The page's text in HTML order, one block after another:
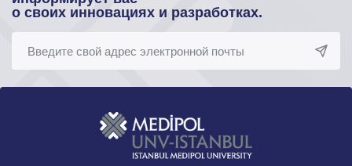
о своих инновациях и разработках.